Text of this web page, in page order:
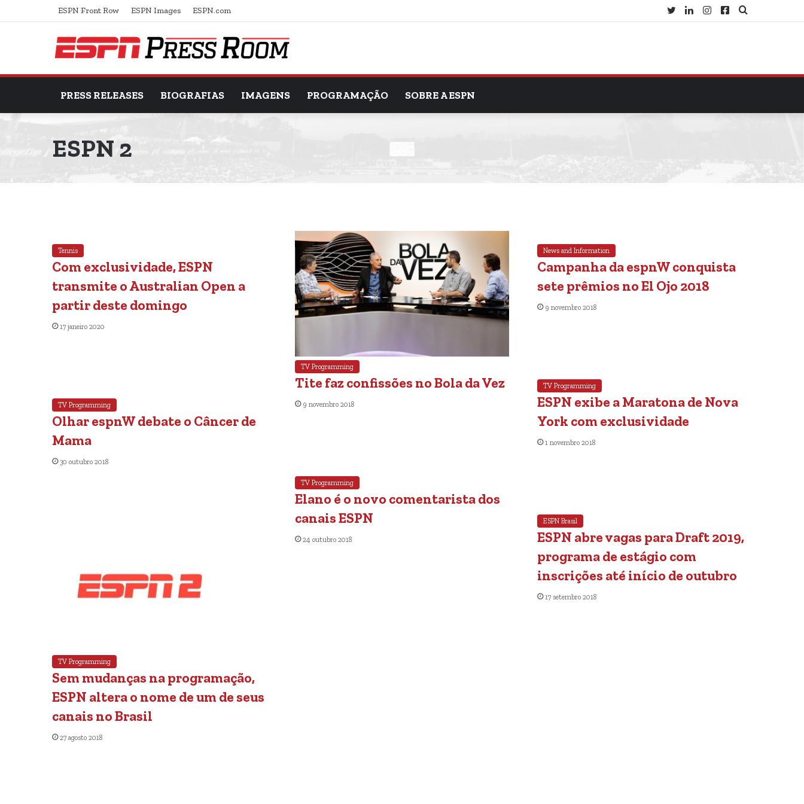
ESPN Front Row ESPN Images ESPN.com
Procurar
Facebook
Instagram
Linkedin
Twitter
PRESS RELEASES BIOGRAFIAS IMAGENS PROGRAMAÇÃO SOBRE A ESPN
ESPN 2
Tennis
Com exclusividade, ESPN
transmite o Australian Open a
partir deste domingo
17 janeiro 2020
TV Programming
Tite faz confissões no Bola da Vez
9 novembro 2018
News and Information
Campanha da espnW conquista
sete prêmios no El Ojo 2018
9 novembro 2018
TV Programming
ESPN exibe a Maratona de Nova
York com exclusividade
1 novembro 2018
TV Programming
Olhar espnW debate o Câncer de
Mama
30 outubro 2018
TV Programming
Elano é o novo comentarista dos
canais ESPN
24 outubro 2018
ESPN Brasil
ESPN abre vagas para Draft 2019,
programa de estágio com
inscrições até início de outubro
17 setembro 2018
TV Programming
Sem mudanças na programação,
ESPN altera o nome de um de seus
canais no Brasil
27 agosto 2018